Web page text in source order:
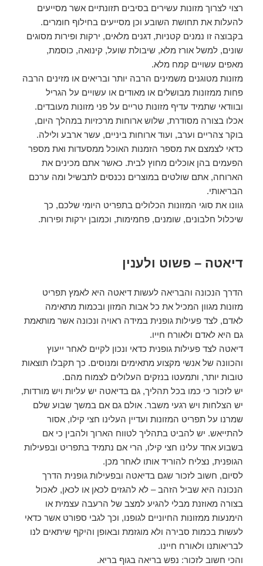
רצוי לצרוך מזונות עשירים בסיבים תזונתיים אשר מסייעים
להעלות את תחושת השובע וכן מסייעים בחילוף חומרים.
בקבוצה זו נמנים קטניות, דגנים מלאים, ירקות ופירות מסוגים
שונים, למשל אורז מלא, שיבולת שועל, קינואה, כוסמת,
מאפים עשויים קמח מלא.
מזונות מטוגנים משמינים הרבה יותר ובריאים או מזינים הרבה
פחות ממזונות מבושלים או מאודים או עשויים על הגריל
ובוודאי שתמיד עדיף מזונות טריים על פני מזונות מעובדים.
אכלו בצורה מסודרת, שלוש ארוחות מרכזיות במהלך היום,
בוקר צהריים וערב, ועוד ארוחות ביניים, עשר ארבע ולילה.
כדאי לצמצם את מספר הזמנות האוכל ממסעדות ואת מספר
הפעמים בהן אוכלים מחוץ לבית. כאשר אתם מכינים את
הארוחה, אתם שולטים במוצרים נכנסים לתבשיל ומה ערכם
הבריאותי.
גוונו את סוגי המזונות הכלולים בתפריט היומי שלכם, כך
שיכלול חלבונים, שומנים, פחמימות, וכמובן ירקות ופירות.
דיאטה – פשוט ולענין
הדרך הנכונה והבריאה לעשות דיאטה היא לאמץ תפריט
מזונות מגוון המכיל את כל אבות המזון ובכמות מתאימה
לאדם, לצד פעילות גופנית במידה ראויה ונכונה אשר מותאמת
גם היא לאדם ולאורח חייו.
דיאטה לצד פעילות גופנית כדאי ונכון לקיים לאחר ייעוץ
והכוונה של אנשי מקצוע מתאימים ומנוסים. כך תקבלו תוצאות
טובות יותר, ותמעטו בנזקים העלולים לצמוח מהם.
יש לזכור כי כמו בכל תהליך, גם בדיאטה יש עליות ויש מורדות,
יש הצלחות ויש רגעי משבר. אולם גם אם במשך שבוע שלם
שמרנו על תפריט המזונות ועדיין העלינו חצי קילו, אסור
להתייאש. יש להביט בתהליך לטווח הארוך ולהבין כי אם
בשבוע אחד עלינו חצי קילו, הרי אם נתמיד בתפריט ובפעילות
הגופנית, נצליח להוריד אותו לאחר מכן.
לסיום, חשוב לזכור שגם בדיאטה ובפעילות גופנית הדרך
הנכונה היא שביל הזהב – לא להגזים לכאן או לכאן, לאכול
בצורה מאוזנת מבלי להגיע למצב של הרעבה עצמית או
הימנעות ממזונות החיוניים לגופנו, וכך לגבי ספורט אשר כדאי
לעשות בכמות סבירה ולא מוגזמת ובאופן והיקף שיתאים לנו
לבריאותנו ולאורח חיינו.
והכי חשוב לזכור: נפש בריאה בגוף בריא.